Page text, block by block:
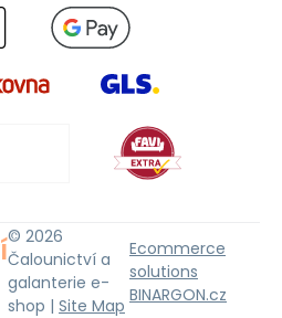
© 2026
Čalounictví a
galanterie e-
shop | Site Map
Ecommerce
solutions
BINARGON.cz